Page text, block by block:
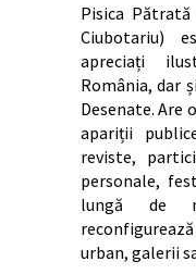
Pisica
Ciubotariu)
apreciați
România, dar
Desenate. Are
apariții
reviste,
personale,
lungă de
urban, galerii